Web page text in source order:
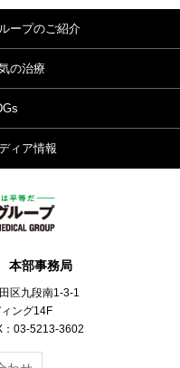
ープのご紹介
の治療
ィア情報
本部事務局
区九段南1-3-1
ング14F
03-5213-3602